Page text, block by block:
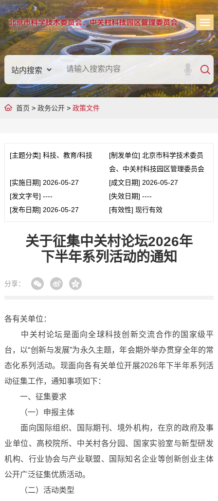
首页 > 政务公开> 政策文件
[主题分类] 科技、教育/科技 [制发单位] 北京市科学技术委员
会、中关村科技园区管理委员会
[实施日期] 2026-05-27 [成文日期] 2026-05-27
[发文字号] ---- [失效日期] ----
[发布日期] 2026-05-27 [有效性] 现行有效
关于征集中关村论坛2026年
下半年系列活动的通知
分享：
各有关单位：
中关村论坛是面向全球科技创新交流合作的国家级平
台，以“创新与发展”为永久主题，年会期外举办贯穿全年的常
态化系列活动。现面向各有关单位开展2026年下半年系列活
动征集工作，通知事项如下：
一、征集要求
（一）申报主体
面向国际组织、国际期刊、境外机构，在京的政府及事
业单位、高校院所、中关村各分园、国家实验室与新型研发
机构、行业协会与产业联盟、国际知名企业等创新创业主体
公开广泛征集优质活动。
（二）活动类型